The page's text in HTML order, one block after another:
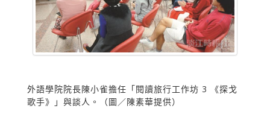
外語學院院長陳小雀擔任「閱讀旅行工作坊 3 《探戈
歌手》」與談人。（圖／陳素華提供）